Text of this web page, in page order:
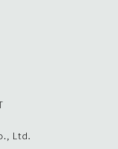
Ltd.